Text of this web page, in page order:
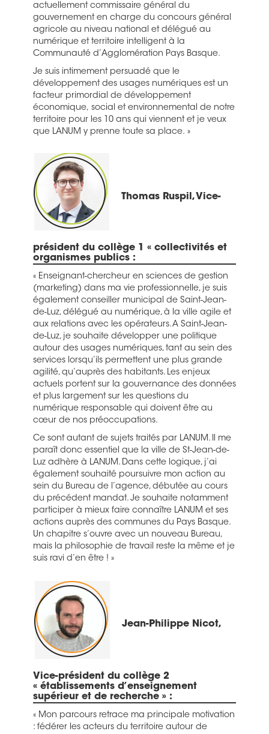
actuellement commissaire général du
gouvernement en charge du concours général
agricole au niveau national et délégué au
numérique et territoire intelligent à la
Communauté d’Agglomération Pays Basque.
Je suis intimement persuadé que le
développement des usages numériques est un
facteur primordial de développement
économique, social et environnemental de notre
territoire pour les 10 ans qui viennent et je veux
que LANUM y prenne toute sa place. »
Thomas Ruspil, Vice-
président du collège 1 « collectivités et
organismes publics :
« Enseignant-chercheur en sciences de gestion
(marketing) dans ma vie professionnelle, je suis
également conseiller municipal de Saint-Jean-
de-Luz, délégué au numérique, à la ville agile et
aux relations avec les opérateurs. A Saint-Jean-
de-Luz, je souhaite développer une politique
autour des usages numériques, tant au sein des
services lorsqu’ils permettent une plus grande
agilité, qu’auprès des habitants. Les enjeux
actuels portent sur la gouvernance des données
et plus largement sur les questions du
numérique responsable qui doivent être au
cœur de nos préoccupations.
Ce sont autant de sujets traités par LANUM. Il me
paraît donc essentiel que la ville de St-Jean-de-
Luz adhère à LANUM. Dans cette logique, j’ai
également souhaité poursuivre mon action au
sein du Bureau de l’agence, débutée au cours
du précédent mandat. Je souhaite notamment
participer à mieux faire connaître LANUM et ses
actions auprès des communes du Pays Basque.
Un chapitre s’ouvre avec un nouveau Bureau,
mais la philosophie de travail reste la même et je
suis ravi d’en être ! »
Jean-Philippe Nicot,
Vice-président du collège 2
« établissements d’enseignement
supérieur et de recherche » :
« Mon parcours retrace ma principale motivation
: fédérer les acteurs du territoire autour de